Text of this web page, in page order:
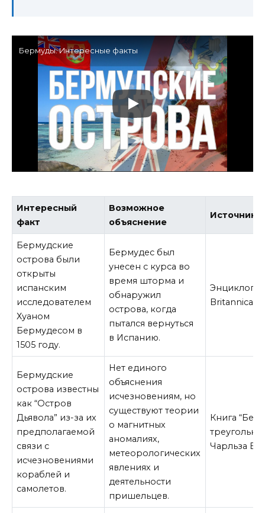
Бермуды. Интересные факты
Интересный
факт
Возможное
объяснение
Источник
Бермудские
острова были
открыты
испанским
исследователем
Хуаном
Бермудесом в
1505 году.
Бермудес был
унесен с курса во
время шторма и
обнаружил
острова, когда
пытался вернуться
в Испанию.
Britannica
Бермудские
острова известны
как “Остров
Дьявола” из-за их
предполагаемой
связи с
исчезновениями
кораблей и
самолетов.
Нет единого
объяснения
исчезновениям, но
существуют теории
о магнитных
аномалиях,
метеорологических
явлениях и
деятельности
пришельцев.
Книга
Чарльза